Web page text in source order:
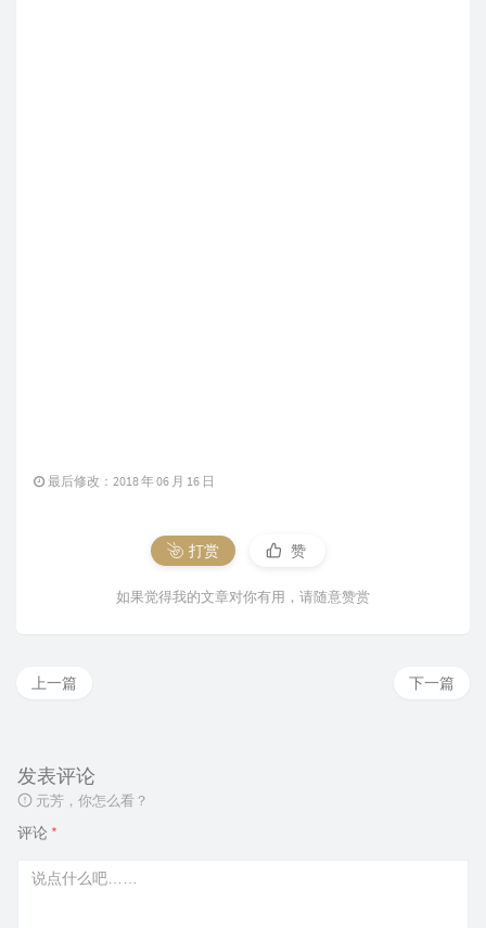
最后修改：2018 年 06 月 16 日
打赏 赞
如果觉得我的文章对你有用，请随意赞赏
下一篇
上一篇
发表评论
元芳，你怎么看？
评论 *